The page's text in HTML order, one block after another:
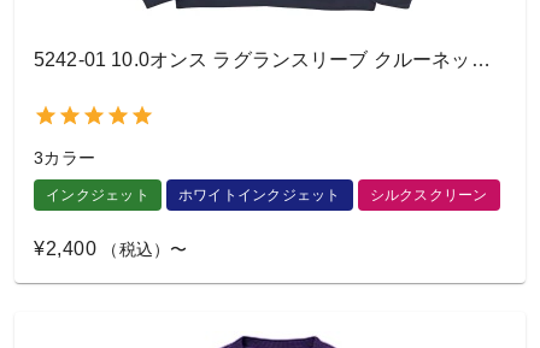
5242-01 10.0オンス ラグランスリーブ クルーネック スウェット（裏パイル）
3カラー
インクジェット ホワイトインクジェット シルクスクリーン
¥2,400 （税込）〜